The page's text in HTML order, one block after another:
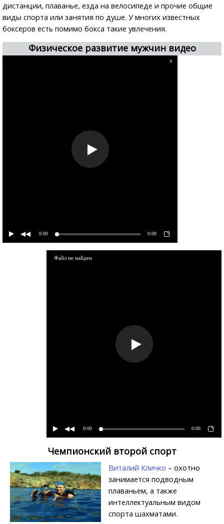
дистанции, плаванье, езда на велосипеде и прочие общие
виды спорта или занятия по душе. У многих известных
боксеров есть помимо бокса такие увлечения.
Физическое развитие мужчин видео
x
0:00 0:00
Файл не найден
0:00 0:00
Чемпионский второй спорт
Виталий Кличко – охотно
занимается подводным
плаваньем, а также
интеллектуальным видом
спорта шахматами.